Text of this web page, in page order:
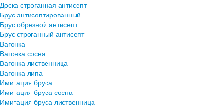
Доска строганная антисепт
Брус антисептированный
Брус обрезной антисепт
Брус строганный антисепт
Вагонка
Вагонка сосна
Вагонка лиственница
Вагонка липа
Имитация бруса
Имитация бруса сосна
Имитация бруса лиственница